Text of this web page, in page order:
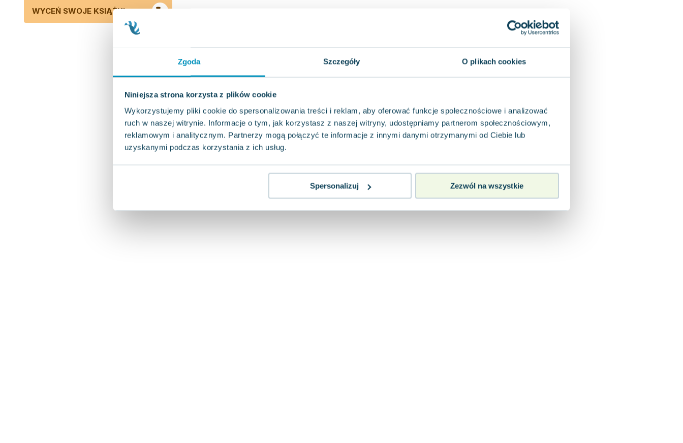
Zgoda Szczegóły O plikach cookies
Niniejsza strona korzysta z plików cookie
Wykorzystujemy pliki cookie do spersonalizowania treści i reklam, aby oferować funkcje społecznościowe i analizować
ruch w naszej witrynie. Informacje o tym, jak korzystasz z naszej witryny, udostępniamy partnerom społecznościowym,
reklamowym i analitycznym. Partnerzy mogą połączyć te informacje z innymi danymi otrzymanymi od Ciebie lub
uzyskanymi podczas korzystania z ich usług.
Spersonalizuj Zezwól na wszystkie
WYCEŃ SWOJE KSIĄŻKI